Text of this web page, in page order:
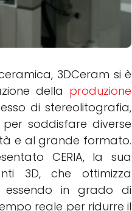
3DCeram si è
della produzione
di stereolitografia,
soddisfare diverse
e al grande formato.
CERIA, la sua
3D, che ottimizza
essendo in grado di
reale per ridurre il